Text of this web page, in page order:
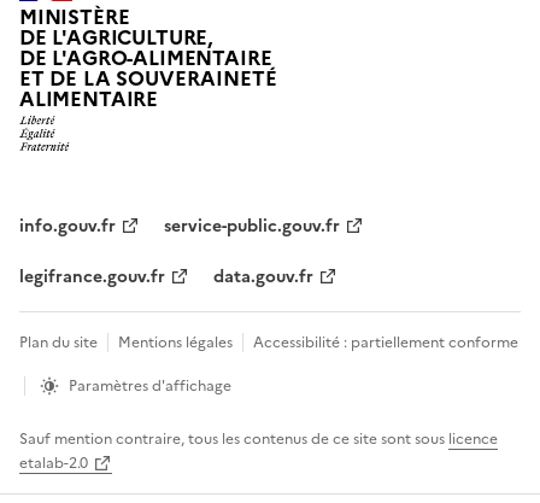
MINISTÈRE
DE L'AGRICULTURE,
DE L'AGRO-ALIMENTAIRE
ET DE LA SOUVERAINETÉ
ALIMENTAIRE
info.gouv.fr
service-public.gouv.fr
legifrance.gouv.fr
data.gouv.fr
Plan du site Mentions légales
Accessibilité : partiellement conforme
Paramètres d'affichage
Sauf mention contraire, tous les contenus de ce site sont sous licence
etalab-2.0